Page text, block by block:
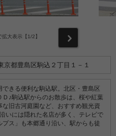
拡大表示【 1/2】
京都豊島区駒込２丁目１－１
きる便利な駒込駅。北区・豊島区
♪駒込駅からのお散歩は、桜や紅葉
旧古河庭園など、おすすめ観光資
いには隠れた名店が多く、テレビで
ス」も本郷通り沿い、駅からも徒